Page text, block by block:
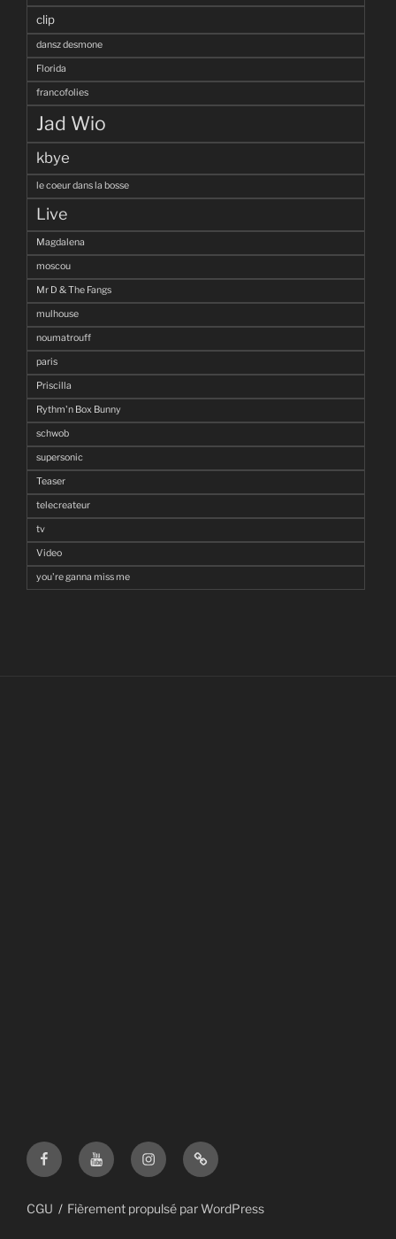
clip
dansz desmone
Florida
francofolies
Jad Wio
kbye
le coeur dans la bosse
Live
Magdalena
moscou
Mr D & The Fangs
mulhouse
noumatrouff
paris
Priscilla
Rythm'n Box Bunny
schwob
supersonic
Teaser
telecreateur
tv
Video
you're ganna miss me
FacebookYouTubeInstagramDeezer
CGU Fièrement propulsé par WordPress